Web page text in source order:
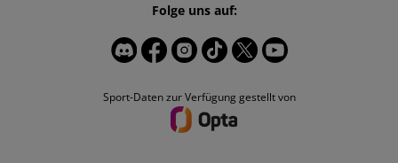
Sport-Daten zur Verfügung gestellt von
Folge uns auf: